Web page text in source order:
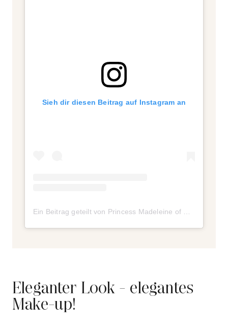
Sieh dir diesen Beitrag auf Instagram an
Eleganter Look - elegantes
Make-up!